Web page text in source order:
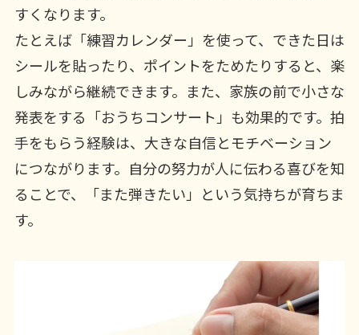
すくなります。
たとえば「練習カレンダー」を使って、できた日は
シールを貼ったり、ポイントをためたりすると、楽
しみながら継続できます。また、家族の前で小さな
発表をする「おうちコンサート」も効果的です。拍
手をもらう経験は、大きな自信とモチベーション
につながります。自分の努力が人に伝わる喜びを知
ることで、「また弾きたい」という気持ちが育ちま
す。